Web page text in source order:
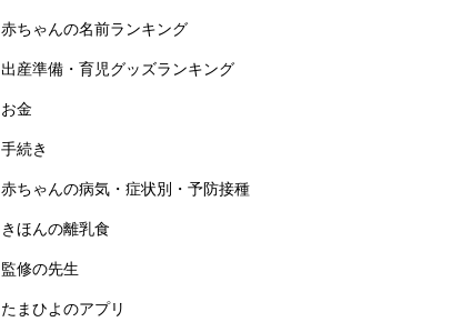
赤ちゃんの名前ランキング
出産準備・育児グッズランキング
お金
手続き
赤ちゃんの病気・症状別・予防接種
きほんの離乳食
監修の先生
たまひよのアプリ